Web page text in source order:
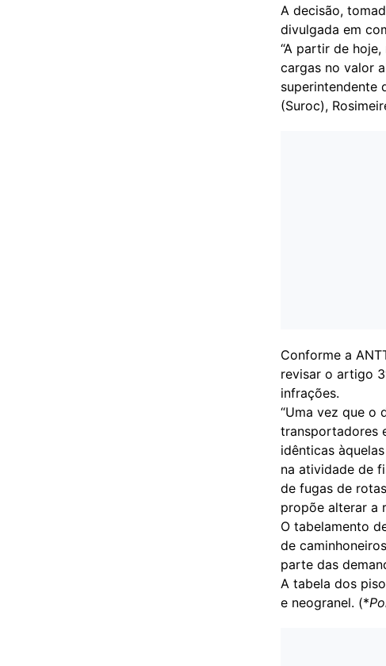
A decisão,
divulgada em
“A partir de
cargas no valor
superintendente
(Suroc),
Conforme a
revisar o artigo
infrações.
“Uma vez que o
transportadores
idênticas
na atividade de
de fugas de
propõe alterar a
O tabelamento
de
parte das
A tabela dos
e neogranel. (*